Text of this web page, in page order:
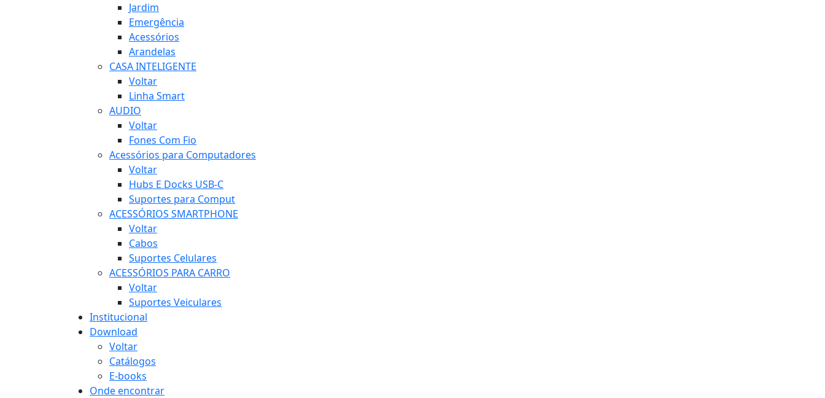
Jardim
Emergência
Acessórios
Arandelas
CASA INTELIGENTE
Voltar
Linha Smart
AUDIO
Voltar
Fones Com Fio
Acessórios para Computadores
Voltar
Hubs E Docks USB-C
Suportes para Comput
ACESSÓRIOS SMARTPHONE
Voltar
Cabos
Suportes Celulares
ACESSÓRIOS PARA CARRO
Voltar
Suportes Veiculares
Institucional
Download
Voltar
Catálogos
E-books
Onde encontrar